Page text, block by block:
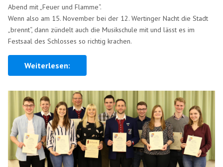
Abend mit „Feuer und Flamme“.
Wenn also am 15. November bei der 12. Wertinger Nacht die Stadt
„brennt“, dann zündelt auch die Musikschule mit und lässt es im
Festsaal des Schlosses so richtig krachen.
Weiterlesen: